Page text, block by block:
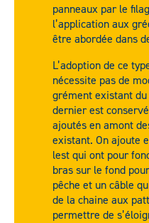
panneaux par le
l’application aux
être abordée dans
L’adoption de ce
nécessite pas de
grément existant
dernier est
ajoutés en amont
existant. On ajoute
lest qui ont pour
bras sur le fond
pêche et un câble
de la chaine aux
permettre de